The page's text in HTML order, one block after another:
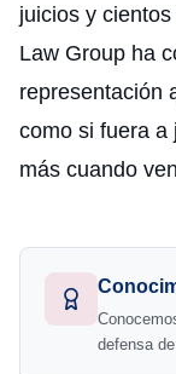
juicios y
Law Group ha
representación
como si fuera
más cuando
defensa